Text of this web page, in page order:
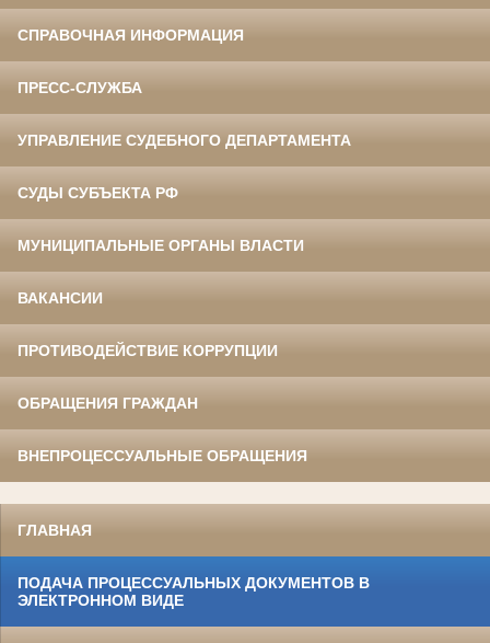
СПРАВОЧНАЯ ИНФОРМАЦИЯ
ПРЕСС-СЛУЖБА
УПРАВЛЕНИЕ СУДЕБНОГО ДЕПАРТАМЕНТА
СУДЫ СУБЪЕКТА РФ
МУНИЦИПАЛЬНЫЕ ОРГАНЫ ВЛАСТИ
ВАКАНСИИ
ПРОТИВОДЕЙСТВИЕ КОРРУПЦИИ
ОБРАЩЕНИЯ ГРАЖДАН
ВНЕПРОЦЕССУАЛЬНЫЕ ОБРАЩЕНИЯ
ГЛАВНАЯ
ПОДАЧА ПРОЦЕССУАЛЬНЫХ ДОКУМЕНТОВ В
ЭЛЕКТРОННОМ ВИДЕ